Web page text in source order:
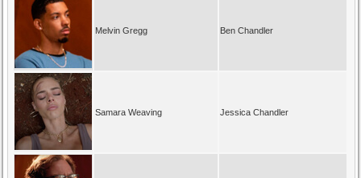
Melvin Gregg Ben Chandler
Samara Weaving Jessica Chandler